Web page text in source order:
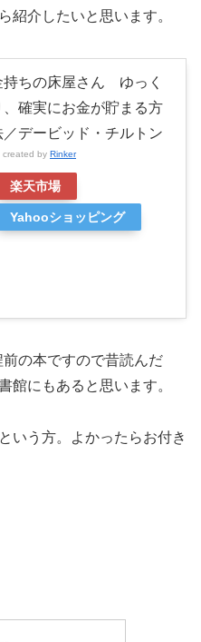
紹介したいと思います。
持ちの床屋さん ゆっく
、確実にお金が貯まる方
／デービッド・チルトン
created by Rinker
楽天市場
Yahooショッピング
の本ですので昔読んだ
館にもあると思います。
いう方。よかったらお付き